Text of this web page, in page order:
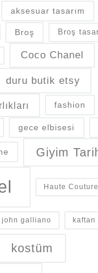
aksesuar tasarım
Broş Broş
Coco Chanel
duru butik etsy
fashion
gece elbisesi
Giyim
Haute Couture
john galliano kaftan
kostüm